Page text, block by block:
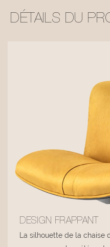
DÉTAILS DU
DESIGN FRAPPANT
La silhouette de la chaise